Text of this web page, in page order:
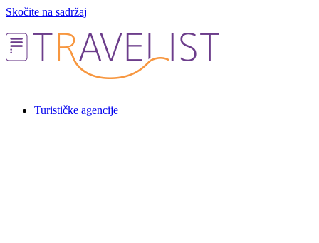
Skočite na sadržaj
Turističke agencije